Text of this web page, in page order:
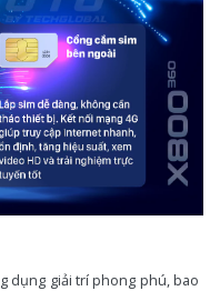
dụng giải trí phong phú, bao